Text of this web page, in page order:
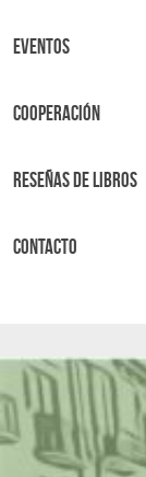
Eventos
Cooperación
Reseñas de libros
Contacto